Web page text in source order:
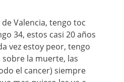
Valencia, tengo toc
34, estos casi 20 años
vez estoy peor, tengo
la muerte, las
el cancer) siempre